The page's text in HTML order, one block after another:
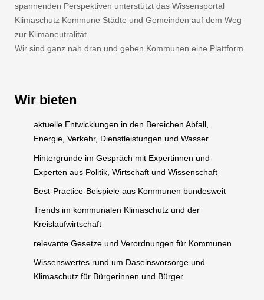
spannenden Perspektiven unterstützt das Wissensportal
Klimaschutz Kommune Städte und Gemeinden auf dem Weg
zur Klimaneutralität.
Wir sind ganz nah dran und geben Kommunen eine Plattform.
Wir bieten
aktuelle Entwicklungen in den Bereichen Abfall,
Energie, Verkehr, Dienstleistungen und Wasser
Hintergründe im Gespräch mit Expertinnen und
Experten aus Politik, Wirtschaft und Wissenschaft
Best-Practice-Beispiele aus Kommunen bundesweit
Trends im kommunalen Klimaschutz und der
Kreislaufwirtschaft
relevante Gesetze und Verordnungen für Kommunen
Wissenswertes rund um Daseinsvorsorge und
Klimaschutz für Bürgerinnen und Bürger